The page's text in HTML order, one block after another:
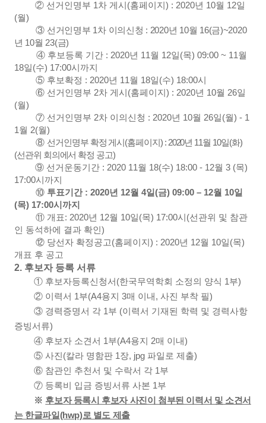
② 선거인명부 1 차 게시 (홈페이지) : 2020년 10월 12일
(월)
③ 선거인명부 1 차 이의신청 : 2020년 10월 16(금)~2020
년 10월 23(금)
④ 후보등록 기간 : 2020년 11 월 12일(목) 09:00~ 11 월
18일(수) 17:00시까지
⑤ 후보확정 : 2020년 11 월 18일(수) 18:00시
⑥ 선거인명부 2차 게시 (홈페이지 ) : 2020년 10월 26일
(월)
⑦ 선거인명부 2차 이의신청 : 2020년 10월 26일(월) - 1
1 월 2(월)
⑧ 선거인명부 확정 게시 (홈페이지 ) : 2020년 11 월 10일(화)
(선관위 회의에서 확정 공고)
⑨ 선거운동기간 : 2020 11 월 18(수) 18:00 - 12월3 (목)
17:00시까지
⑩ 투표기간 : 2020년 12월 4일(금) 09:00 – 12월 10일
(목) 17:00시까지
⑪ 개표: 2020년 12월 10일(목) 17:00시 (선관위 및 참관
인 동석하에 결과 확인 )
⑫ 당선자 확정공고(홈페이지 ) : 2020년 12월 10일(목)
개표 후 공고
2. 후보자 등록 서류
① 후보자등록신청서 (한국무역학회 소정의 양식 1 부)
② 이력서 1 부(A4용지3매 이내 ,사진 부착 필)
③ 경력증명서 각 1 부 (이력서 기재된 학력 및 경력사항
증빙서류)
④ 후보자 소견서 1 부(A4용지 2매 이내)
⑤사진 (칼라 명함판 1 장, jpg 파일로 제출)
⑥ 참관인 추천서 및 수락서 각 1 부
⑦ 등록비 입금 증빙서류 사본 1 부
※ 후보자 등록시 후보자 사진이 첨부된 이력서 및 소견서
는 한글파일(hwp)로 별도 제출